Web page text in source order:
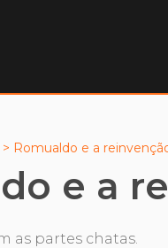
> Romualdo e a
e a
as partes chatas.